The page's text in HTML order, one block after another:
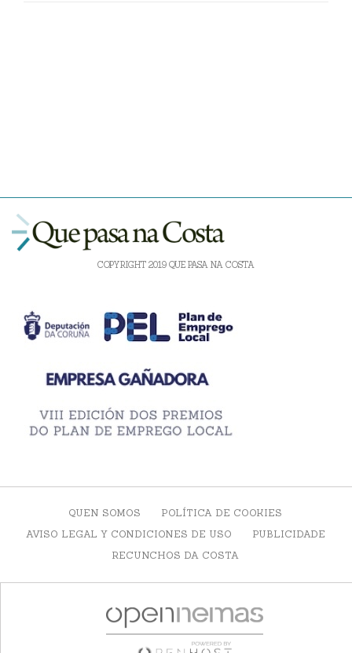
COPYRIGHT 2019 QUE PASA NA COSTA
QUEN SOMOS
POLÍTICA DE COOKIES
AVISO LEGAL Y CONDICIONES DE USO
PUBLICIDADE
RECUNCHOS DA COSTA